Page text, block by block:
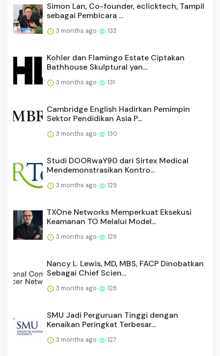
Simon Lan, Co-founder, eclicktech, Tampil
sebagai Pembicara ...
3 months ago 133
Kohler dan Flamingo Estate Ciptakan
Bathhouse Skulptural yan...
3 months ago 131
Cambridge English Hadirkan Pemimpin
Sektor Pendidikan Asia P...
3 months ago 130
Studi DOORwaY90 dari Sirtex Medical
Mendemonstrasikan Kontro...
3 months ago 129
TXOne Networks Memperkuat Eksekusi
Keamanan TO Melalui Model...
3 months ago 129
Nancy L. Lewis, MD, MBS, FACP Dinobatkan
Sebagai Chief Scien...
3 months ago 128
SMU Jadi Perguruan Tinggi dengan
Kenaikan Peringkat Terbesar...
3 months ago 127